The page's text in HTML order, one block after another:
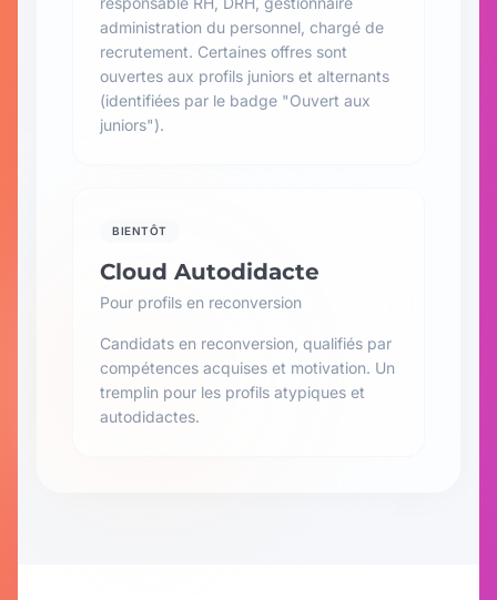
administration du personnel, chargé de
recrutement. Certaines offres sont
ouvertes aux profils juniors et alternants
(identifiées par le badge "Ouvert aux
juniors").
BIENTÔT
Cloud Autodidacte
Pour profils en reconversion
Candidats en reconversion, qualifiés par
compétences acquises et motivation. Un
tremplin pour les profils atypiques et
autodidactes.